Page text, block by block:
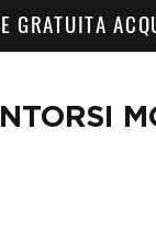
GRATUITA